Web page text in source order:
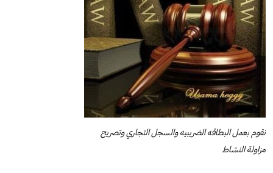
نقوم بعمل البطاقه الضريبيه والسجل التجاري وتصريح
مزاولة النشاط